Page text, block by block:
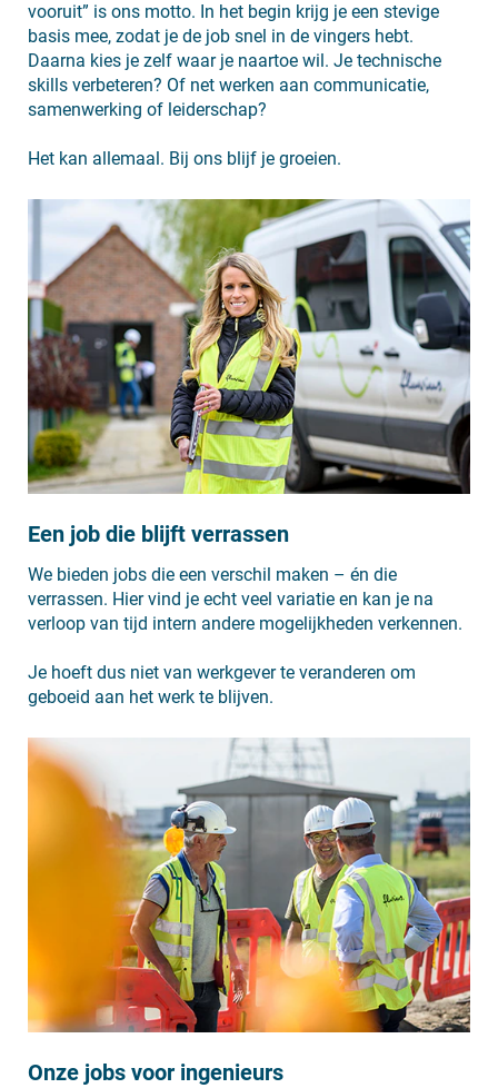
vooruit” is ons motto. In het begin krijg je een stevige
basis mee, zodat je de job snel in de vingers hebt.
Daarna kies je zelf waar je naartoe wil. Je technische
skills verbeteren? Of net werken aan communicatie,
samenwerking of leiderschap?
Het kan allemaal. Bij ons blijf je groeien.
Een job die blijft verrassen
We bieden jobs die een verschil maken – én die
verrassen. Hier vind je echt veel variatie en kan je na
verloop van tijd intern andere mogelijkheden verkennen.
Je hoeft dus niet van werkgever te veranderen om
geboeid aan het werk te blijven.
Onze jobs voor ingenieurs